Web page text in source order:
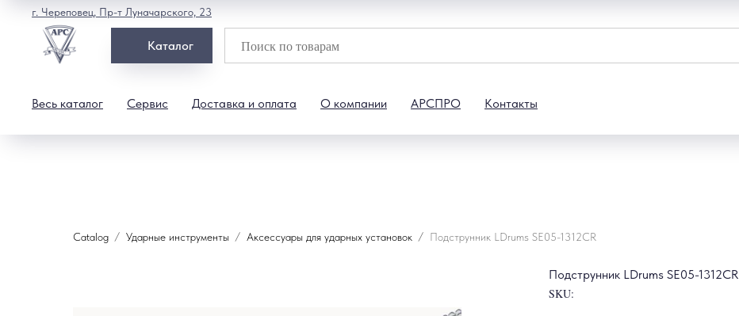
Каталог
Весь каталог Сервис Доставка и оплата О компании АРСПРО Контакты
г. Череповец, Пр-т Луначарского, 23
Catalog Ударные инструменты Аксессуары для ударных установок Подструнник LDrums SE05-1312CR
Подструнник LDrums SE05-1312CR
SKU: